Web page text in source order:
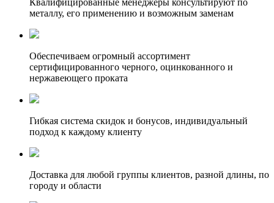
Квалифицированные менеджеры консультируют по
металлу, его применению и возможным заменам
Обеспечиваем огромный ассортимент
сертифицированного черного, оцинкованного и
нержавеющего проката
Гибкая система скидок и бонусов, индивидуальный
подход к каждому клиенту
Доставка для любой группы клиентов, разной длины, по
городу и области